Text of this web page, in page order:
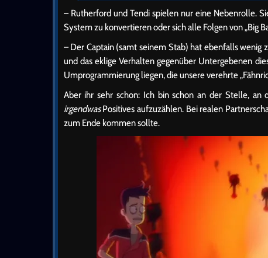
– Rutherford und Tendi spielen nur eine Nebenrolle.
System zu konvertieren oder sich alle Folgen von „Big
– Der Captain (samt seinem Stab) hat ebenfalls
und das eklige Verhalten gegenüber Untergebenen
Umprogrammierung liegen, die unsere verehrte
Aber ihr sehr schon: Ich bin schon an der Stelle, an
irgendwasPositives aufzuzählen. Bei realen
zum Ende kommen sollte.